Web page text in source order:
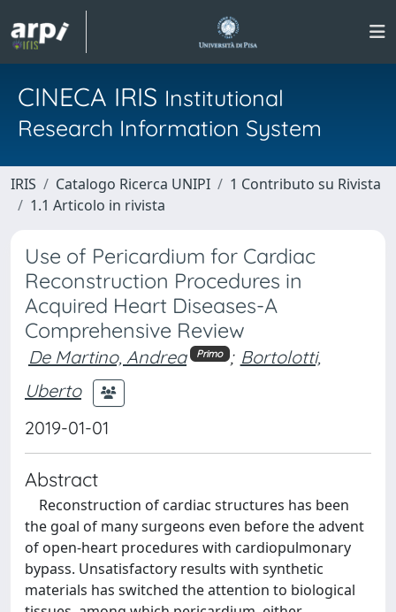
CINECA IRIS Institutional
Research Information System
IRIS Catalogo Ricerca UNIPI
1 Contributo su Rivista
1.1 Articolo in rivista
Use of Pericardium for Cardiac
Reconstruction Procedures in
Acquired Heart Diseases-A
Comprehensive Review
De Martino, Andrea Primo ; Bortolotti,
Uberto
2019-01-01
Abstract
Reconstruction of cardiac structures has been
the goal of many surgeons even before the advent
of open-heart procedures with cardiopulmonary
bypass. Unsatisfactory results with synthetic
materials has switched the attention to biological